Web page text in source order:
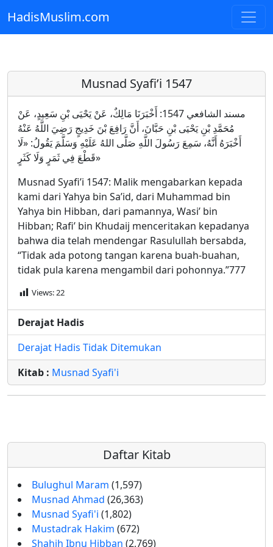
Skip to main content
HadisMuslim.com
Musnad Syafi’i 1547
مسند الشافعي 1547: أَخْبَرَنَا مَالِكٌ، عَنْ يَحْيَى بْنِ سَعِيدٍ، عَنْ
مُحَمَّدِ بْنِ يَحْيَى بْنِ حَبَّانَ، أَنَّ رَافِعَ بْنَ خَدِيجٍ رَضِيَ اللَّهُ عَنْهُ
أَخْبَرَهُ أَنَّهُ، سَمِعَ رَسُولَ اللَّهِ صَلَّى اللهُ عَلَيْهِ وَسَلَّمَ يَقُولُ: «لَا
قَطْعَ فِي ثَمَرٍ وَلَا كَثَرٍ»
Musnad Syafi’i 1547: Malik mengabarkan kepada
kami dari Yahya bin Sa’id, dari Muhammad bin
Yahya bin Hibban, dari pamannya, Wasi’ bin
Hibban; Rafi’ bin Khudaij menceritakan kepadanya
bahwa dia telah mendengar Rasulullah bersabda,
“Tidak ada potong tangan karena buah-buahan,
tidak pula karena mengambil dari pohonnya.”777
Views:22
Derajat Hadis
Derajat Hadis Tidak Ditemukan
Kitab : Musnad Syafi'i
Daftar Kitab
Bulughul Maram (1,597)
Musnad Ahmad (26,363)
Musnad Syafi'i (1,802)
Mustadrak Hakim (672)
Shahih Ibnu Hibban (2,769)